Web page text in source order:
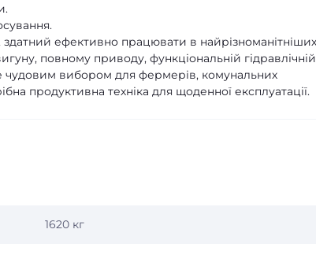
ефективно працювати в найрізноманітніших
повному приводу, функціональній гідравлічній
чудовим вибором для фермерів, комунальних
продуктивна техніка для щоденної експлуатації.
1620 кг